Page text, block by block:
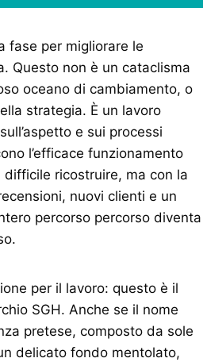
fase per migliorare le
Questo non è un cataclisma
oceano di cambiamento, o
strategia. È un lavoro
e sui processi
l’efficace funzionamento
difficile ricostruire, ma con la
nuovi clienti e un
percorso percorso diventa
per il lavoro: questo è il
SGH. Anche se il nome
pretese, composto da sole
delicato fondo mentolato,